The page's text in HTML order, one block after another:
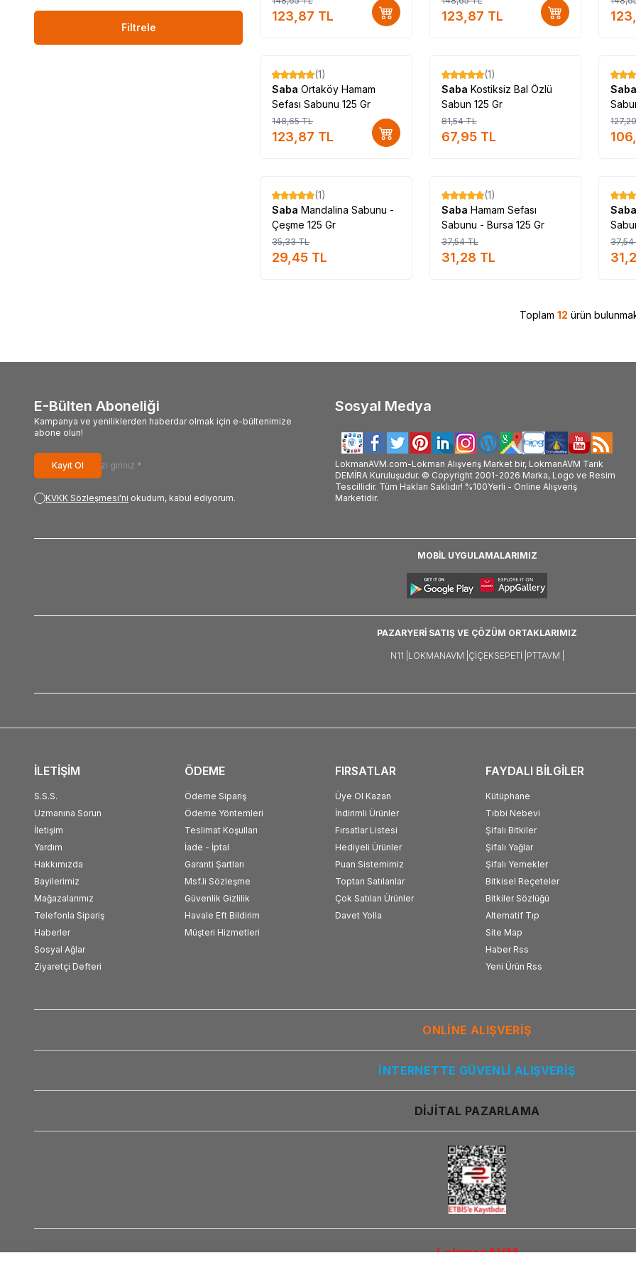
Filtrele
#Saba_kullanımı #Saba_faydalı_mı
123,87 TL 123,87 TL
%17
(1)
Saba Ortaköy Hamam
Sefası Sabunu 125 Gr
148,65TL
123,87 TL
%17
(1)
Saba Kostiksiz Bal Özlü
Sabun 125 Gr
81,54TL
67,95TL
%17
Saba
127,20
%17
(1)
Saba Mandalina Sabunu -
Çeşme 125 Gr
35,33TL
29,45 TL
%17
(1)
Saba Hamam Sefası
Sabunu - Bursa 125 Gr
37,54TL
31,28 TL
%17
Saba
37,54
Toplam 12 ürün
E-Bülten Aboneliği
Kampanya ve yeniliklerden haberdar olmak için e-bültenimize
abone olun!
Kayıt Ol
KVKK Sözleşmesi'ni okudum, kabul ediyorum.
Sosyal Medya
LokmanAVM.com-Lokman Alışveriş Market bir, LokmanAVM Tarık
DEMİRA Kuruluşudur. © Copyright 2001-2026 Marka, Logo ve Resim
Tescillidir. Tüm Hakları Saklıdır! %100Yerli - Online Alışveriş
Marketidir.
MOBİL UYGULAMALARIMIZ
PAZARYERİ SATIŞ VE ÇÖZÜM ORTAKLARIMIZ
N11 | LOKMANAVM | ÇIÇEKSEPETI | PTTAVM |
İLETİŞİM
S.S.S.
Uzmanına Sorun
İletişim
Yardım
Hakkımızda
Bayilerimiz
Mağazalarımız
Telefonla Sipariş
Haberler
Sosyal Ağlar
Ziyaretçi Defteri
ÖDEME
Ödeme Sipariş
Ödeme Yöntemleri
Teslimat Koşulları
İade - İptal
Garanti Şartları
Msf.li Sözleşme
Güvenlik Gizlilik
Havale Eft Bildirim
Müşteri Hizmetleri
FIRSATLAR
Üye Ol Kazan
İndirimli Ürünler
Fırsatlar Listesi
Hediyeli Ürünler
Puan Sistemimiz
Toptan Satılanlar
Çok Satılan Ürünler
Davet Yolla
FAYDALI BİLGİLER
Kütüphane
Tıbbi Nebevi
Şifalı Bitkiler
Şifalı Yağlar
Şifalı Yemekler
Bitkisel Reçeteler
Bitkiler Sözlüğü
Alternatif Tıp
Site Map
Haber Rss
Yeni Ürün Rss
ONLİNE ALIŞVERİŞ
İNTERNETTE GÜVENLİ ALIŞVERİŞ
DİJİTAL PAZARLAMA
LokmanAVM